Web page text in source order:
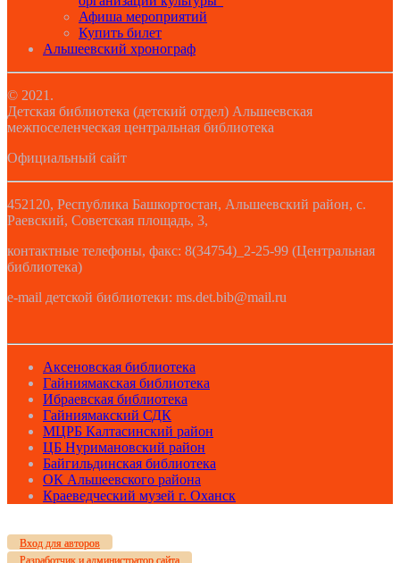
Афиша мероприятий
Купить билет
Альшеевский хронограф
© 2021.
Детская библиотека (детский отдел) Альшеевская
межпоселенческая центральная библиотека
Официальный сайт
452120, Республика Башкортостан, Альшеевский район, с.
Раевский, Советская площадь, 3,
контактные телефоны, факс: 8(34754)_2-25-99 (Центральная
библиотека)
e-mail детской библиотеки: ms.det.bib@mail.ru
Аксеновская библиотека
Гайниямакская библиотека
Ибраевская библиотека
Гайниямакский СДК
МЦРБ Калтасинский район
ЦБ Нуримановский район
Байгильдинская библиотека
ОК Альшеевского района
Краеведческий музей г. Оханск
Вход для авторов